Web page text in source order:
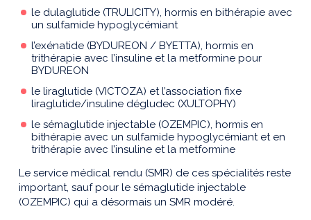
le dulaglutide (TRULICITY), hormis en bithérapie avec
un sulfamide hypoglycémiant
l’exénatide (BYDUREON / BYETTA), hormis en
trithérapie avec l’insuline et la metformine pour
BYDUREON
le liraglutide (VICTOZA) et l’association fixe
liraglutide/insuline dégludec (XULTOPHY)
le sémaglutide injectable (OZEMPIC), hormis en
bithérapie avec un sulfamide hypoglycémiant et en
trithérapie avec l’insuline et la metformine
Le service médical rendu (SMR) de ces spécialités reste
important, sauf pour le sémaglutide injectable
(OZEMPIC) qui a désormais un SMR modéré.